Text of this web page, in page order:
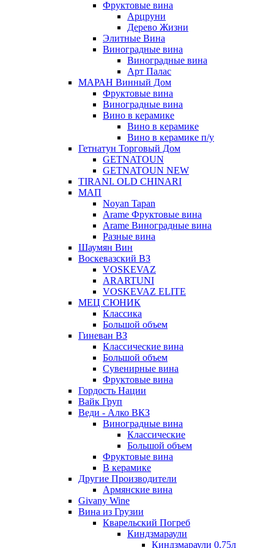
Фруктовые вина
Арцруни
Дерево Жизни
Элитные Вина
Виноградные вина
Виноградные вина
Арт Палас
МАРАН Винный Дом
Фруктовые вина
Виноградные вина
Вино в керамике
Вино в керамике
Вино в керамике п/у
Гетнатун Торговый Дом
GETNATOUN
GETNATOUN NEW
TIRANI. OLD CHINARI
МАП
Noyan Tapan
Arame Фруктовые вина
Arame Виноградные вина
Разные вина
Шаумян Вин
Воскевазский ВЗ
VOSKEVAZ
ARARTUNI
VOSKEVAZ ELITE
МЕЦ СЮНИК
Классика
Большой объем
Гиневан ВЗ
Классические вина
Большой объем
Сувенирные вина
Фруктовые вина
Гордость Нации
Вайк Груп
Веди - Алко ВКЗ
Виноградные вина
Классические
Большой объем
Фруктовые вина
В керамике
Другие Производители
Армянские вина
Givany Wine
Вина из Грузии
Кварельский Погреб
Киндзмараули
Киндзмараули 0,75л